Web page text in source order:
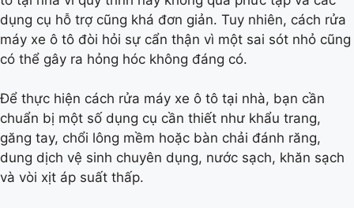
dụng cụ hỗ trợ cũng khá đơn giản. Tuy nhiên, cách rửa
máy xe ô tô đòi hỏi sự cẩn thận vì một sai sót nhỏ cũng
có thể gây ra hỏng hóc không đáng có.
Để thực hiện cách rửa máy xe ô tô tại nhà, bạn cần
chuẩn bị một số dụng cụ cần thiết như khẩu trang,
găng tay, chổi lông mềm hoặc bàn chải đánh răng,
dung dịch vệ sinh chuyên dụng, nước sạch, khăn sạch
và vòi xịt áp suất thấp.